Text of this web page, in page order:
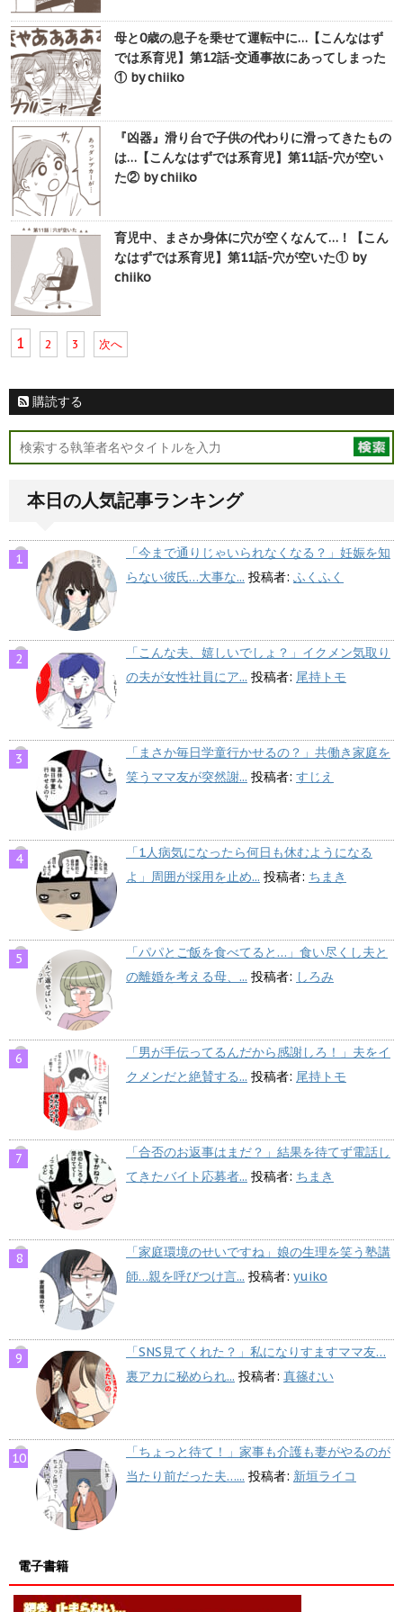
母と0歳の息子を乗せて運転中に…【こんなはず
では系育児】第12話-交通事故にあってしまった
① by chiiko
『凶器』滑り台で子供の代わりに滑ってきたもの
は…【こんなはずでは系育児】第11話-穴が空い
た② by chiiko
育児中、まさか身体に穴が空くなんて…！【こん
なはずでは系育児】第11話-穴が空いた① by
chiiko
1 2 3 次へ
購読する
本日の人気記事ランキング
「今まで通りじゃいられなくなる？」妊娠を知
らない彼氏…大事な... 投稿者: ふくふく
「こんな夫、嬉しいでしょ？」イクメン気取り
の夫が女性社員にア... 投稿者: 尾持トモ
「まさか毎日学童行かせるの？」共働き家庭を
笑うママ友が突然謝... 投稿者: すじえ
「1人病気になったら何日も休むようになる
よ」周囲が採用を止め... 投稿者: ちまき
「パパとご飯を食べてると…」食い尽くし夫と
の離婚を考える母、... 投稿者: しろみ
「男が手伝ってるんだから感謝しろ！」夫をイ
クメンだと絶賛する... 投稿者: 尾持トモ
「合否のお返事はまだ？」結果を待てず電話し
てきたバイト応募者... 投稿者: ちまき
「家庭環境のせいですね」娘の生理を笑う塾講
師…親を呼びつけ言... 投稿者: yuiko
「SNS見てくれた？」私になりすますママ友…
裏アカに秘められ... 投稿者: 真篠むい
「ちょっと待て！」家事も介護も妻がやるのが
当たり前だった夫…... 投稿者: 新垣ライコ
電子書籍